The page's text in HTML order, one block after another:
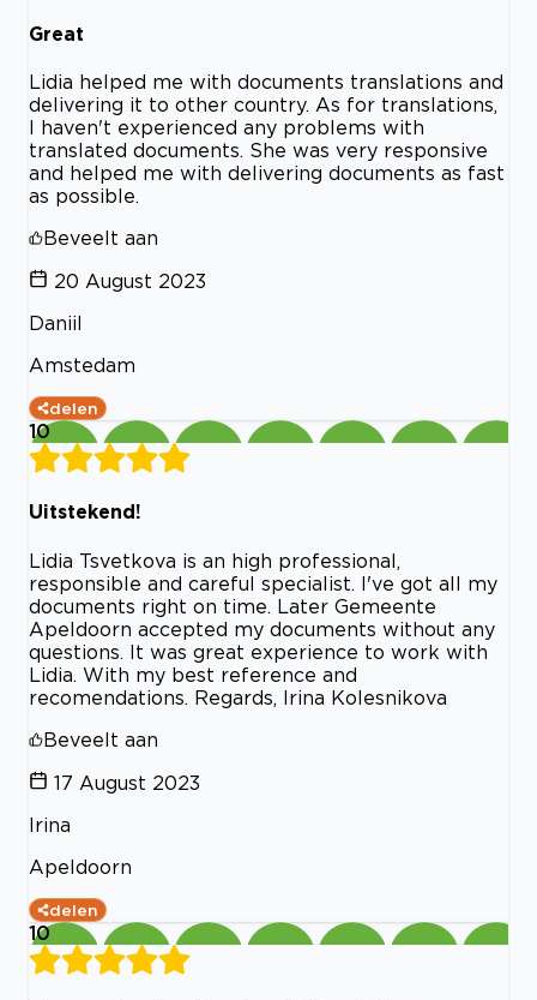
Great
Lidia helped me with documents translations and
delivering it to other country. As for translations,
I haven't experienced any problems with
translated documents. She was very responsive
and helped me with delivering documents as fast
as possible.
Beveelt aan
20 August 2023
Daniil
Amstedam
delen
10
Uitstekend!
Lidia Tsvetkova is an high professional,
responsible and careful specialist. I've got all my
documents right on time. Later Gemeente
Apeldoorn accepted my documents without any
questions. It was great experience to work with
Lidia. With my best reference and
recomendations. Regards, Irina Kolesnikova
Beveelt aan
17 August 2023
Irina
Apeldoorn
delen
10